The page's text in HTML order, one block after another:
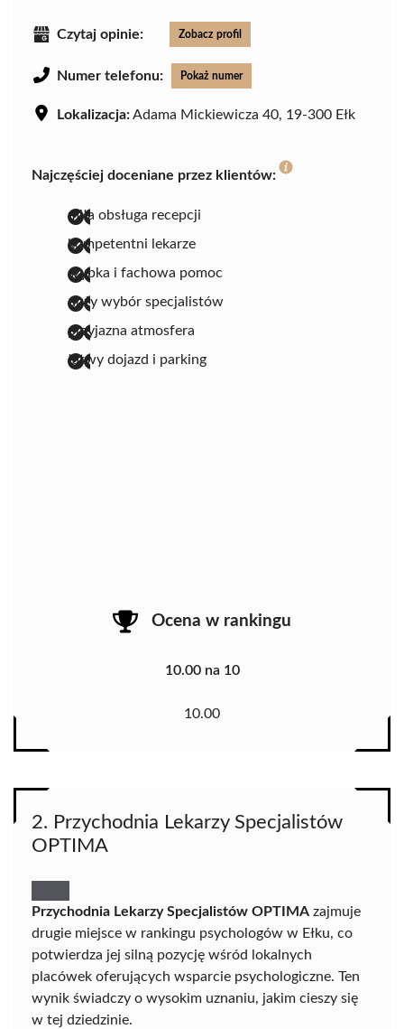
Czytaj opinie: Zobacz profil
Numer telefonu: Pokaż numer
Lokalizacja:Adama Mickiewicza 40, 19-300 Ełk
Najczęściej doceniane przez klientów:
miła obsługa recepcji
kompetentni lekarze
szybka i fachowa pomoc
duży wybór specjalistów
przyjazna atmosfera
łatwy dojazd i parking
Ocena w rankingu
10.00 na 10
10.00
2. Przychodnia Lekarzy Specjalistów
OPTIMA
Przychodnia Lekarzy Specjalistów OPTIMA zajmuje
drugie miejsce w rankingu psychologów w Ełku, co
potwierdza jej silną pozycję wśród lokalnych
placówek oferujących wsparcie psychologiczne. Ten
wynik świadczy o wysokim uznaniu, jakim cieszy się
w tej dziedzinie.